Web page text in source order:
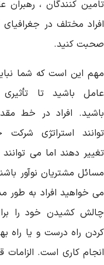
کنندگان ، رهبران
مختلف در جغرافیای
کنید.
این است که شما
باشید تا تأثیری
افراد در خط
استراتژی شرکت
دهند اما می
مشتریان نوآور
خواهید افراد به طور
کشیدن خود را
راه درست و یا راه
کاری است. الزامات